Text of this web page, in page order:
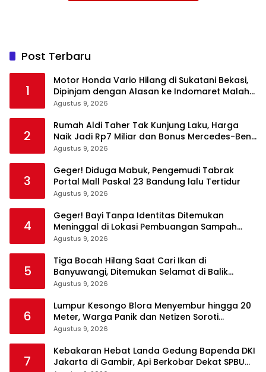
Post Terbaru
1
Motor Honda Vario Hilang di Sukatani Bekasi,
Dipinjam dengan Alasan ke Indomaret Malah
Tak Kembali
Agustus 9, 2026
2
Rumah Aldi Taher Tak Kunjung Laku, Harga
Naik Jadi Rp7 Miliar dan Bonus Mercedes-Benz
C200
Agustus 9, 2026
3
Geger! Diduga Mabuk, Pengemudi Tabrak
Portal Mall Paskal 23 Bandung lalu Tertidur
Agustus 9, 2026
4
Geger! Bayi Tanpa Identitas Ditemukan
Meninggal di Lokasi Pembuangan Sampah
Tangerang
Agustus 9, 2026
5
Tiga Bocah Hilang Saat Cari Ikan di
Banyuwangi, Ditemukan Selamat di Balik
Semak dan Atas Pohon
Agustus 9, 2026
6
Lumpur Kesongo Blora Menyembur hingga 20
Meter, Warga Panik dan Netizen Soroti
Fenomena Ini
Agustus 9, 2026
7
Kebakaran Hebat Landa Gedung Bapenda DKI
Jakarta di Gambir, Api Berkobar Dekat SPBU